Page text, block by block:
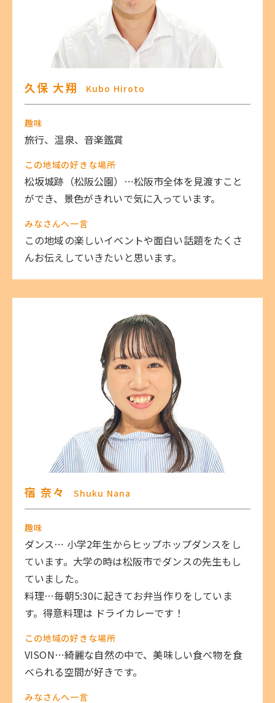
久保 大翔 Kubo Hiroto
趣味
旅行、温泉、音楽鑑賞
この地域の好きな場所
松坂城跡（松阪公園）⋯松阪市全体を見渡すこと
ができ、景色がきれいで気に入っています。
みなさんへ一言
この地域の楽しいイベントや面白い話題をたくさ
んお伝えしていきたいと思います。
宿 奈々 Shuku Nana
趣味
ダンス⋯ 小学2年生からヒップホップダンスをし
ています。大学の時は松阪市でダンスの先生もし
ていました。
料理⋯毎朝5:30に起きてお弁当作りをしていま
す。得意料理は ドライカレーです！
この地域の好きな場所
VISON⋯綺麗な自然の中で、美味しい食べ物を食
べられる空間が好きです。
みなさんへ一言